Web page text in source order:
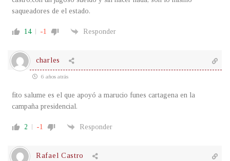
saqueadores de el estado.
14 -1 Responder
charles
6 años atrás
fito salume es el que apoyó a marucio funes cartagena en la
campaña presidencial.
2 -1 Responder
Rafael Castro